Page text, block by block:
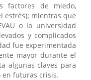
factores de miedo,
estrés); mientras que
o la universidad
y complicados
fue experimentada
mayor durante el
algunas claves para
en futuras crisis.